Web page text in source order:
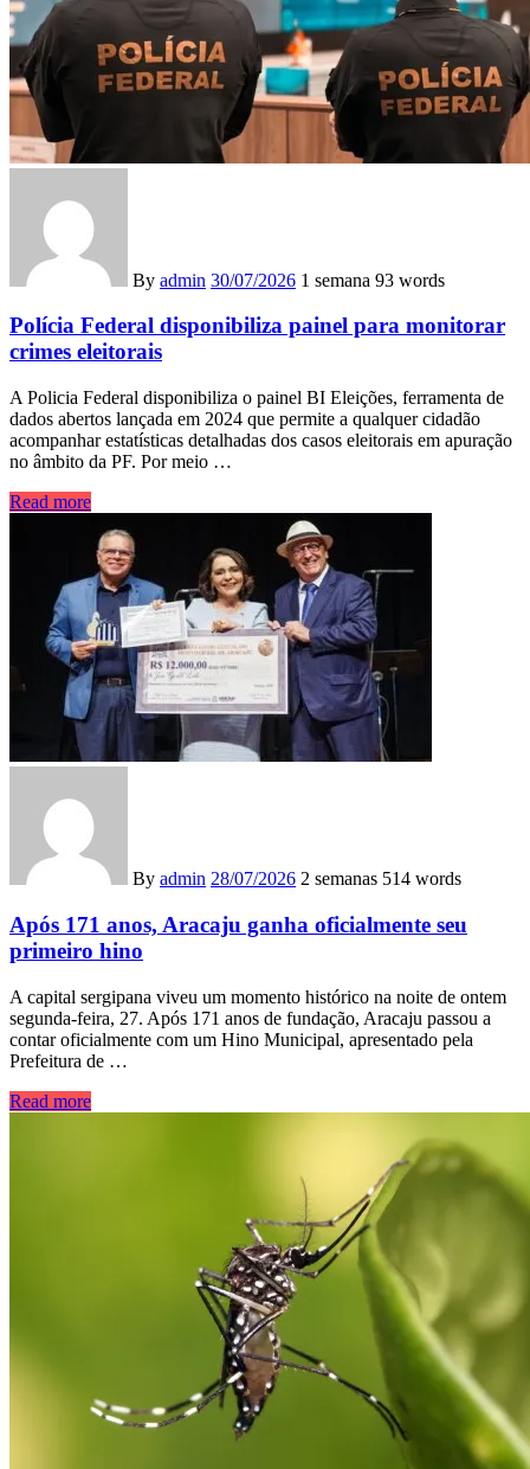
By admin 30/07/2026 1 semana 93 words
Polícia Federal disponibiliza painel para monitorar
crimes eleitorais
A Policia Federal disponibiliza o painel BI Eleições, ferramenta de
dados abertos lançada em 2024 que permite a qualquer cidadão
acompanhar estatísticas detalhadas dos casos eleitorais em apuração
no âmbito da PF. Por meio …
Read more
By admin 28/07/2026 2 semanas 514 words
Após 171 anos, Aracaju ganha oficialmente seu
primeiro hino
A capital sergipana viveu um momento histórico na noite de ontem
segunda-feira, 27. Após 171 anos de fundação, Aracaju passou a
contar oficialmente com um Hino Municipal, apresentado pela
Prefeitura de …
Read more